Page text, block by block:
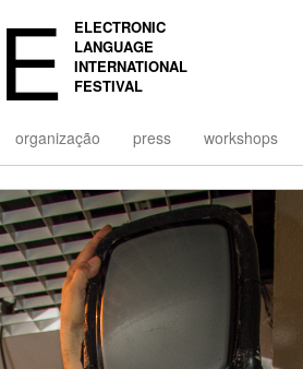
ELECTRONIC
LANGUAGE
INTERNATIONAL
FESTIVAL
organização press workshops